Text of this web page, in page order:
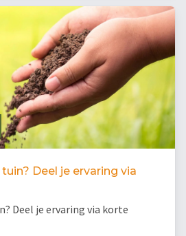
Deel je ervaring via
Deel je ervaring via korte